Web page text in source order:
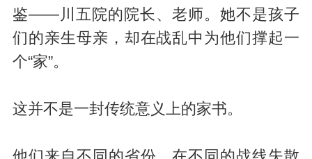
鉴——川五院的院长、老师。她不是孩子
们的亲生母亲，却在战乱中为他们撑起一
个“家”。
这并不是一封传统意义上的家书。